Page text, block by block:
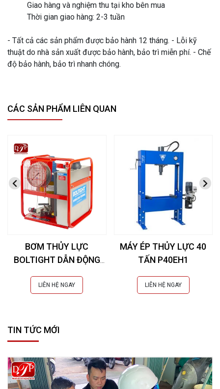
Giao hàng và nghiệm thu tại kho bên mua
Thời gian giao hàng: 2-3 tuần
- Tất cả các sản phẩm được bảo hành 12 tháng. - Lỗi kỹ
thuật do nhà sản xuất được bảo hành, bảo trì miễn phí. - Chế
độ bảo hành, bảo trì nhanh chóng.
CÁC SẢN PHẨM LIÊN QUAN
BƠM THỦY LỰC
BOLTIGHT DẪN ĐỘNG
LIÊN HỆ NGAY
MÁY ÉP THỦY LỰC 40
TẤN P40EH1
LIÊN HỆ NGAY
TIN TỨC MỚI